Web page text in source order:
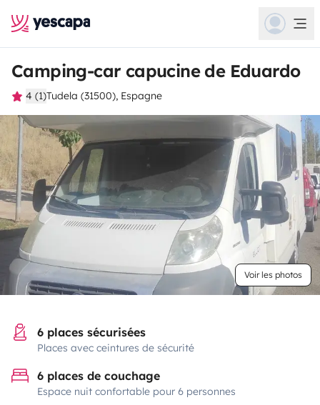
Camping-car capucine de Eduardo
4 (1)Tudela (31500), Espagne
Voir les photos
6 places sécurisées
Places avec ceintures de sécurité
6 places de couchage
Espace nuit confortable pour 6 personnes